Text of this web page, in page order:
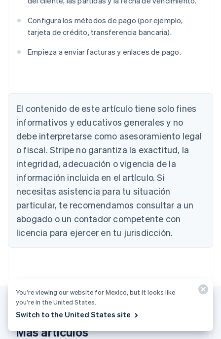
Configura los métodos de pago (por ejemplo,
tarjeta de crédito, transferencia bancaria).
Empieza a enviar facturas y enlaces de pago.
El contenido de este artículo tiene solo fines
informativos y educativos generales y no
debe interpretarse como asesoramiento legal
o fiscal. Stripe no garantiza la exactitud, la
integridad, adecuación o vigencia de la
información incluida en el artículo. Si
necesitas asistencia para tu situación
particular, te recomendamos consultar a un
abogado o un contador competente con
licencia para ejercer en tu jurisdicción.
Más artículos
Australia
Austria
DeutschEnglish
Bélgica
Nederlands Français Deutsch English
Brasil
Português English
Bulgaria
English
Canadá
English Français
China continental
简体中文 English
Chipre
Croacia
Emiratos Árabes Unidos
English
Eslovaquia
Eslovenia
You’re viewing our website for Mexico, but it looks like
you’re in the United States.
Switch to the United States site